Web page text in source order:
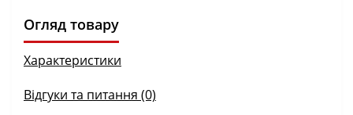
Огляд товару
Характеристики
Відгуки та питання (0)